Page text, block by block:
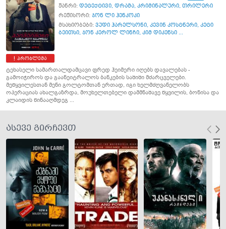
პრობლემა
ჟანრი: დეტექტივი, დრამა, კრიმინალური, თრილერი
რეჟისორი: ჯონ ლი ჰენკოკი
მსახიობები: ვუდი ჰარელსონი, კევინ კოსტნერი, კეტი
ბეითსი, ჯონ კეროლ ლინჩი, კიმ დიკენსი ...
ტეხასელი სამართალდამცავი ფრედ ჰეიმერი იღებს დავალებას -
გამოიჭიროს და გაანეიტრალოს ბანკების საშიში მძარცველები.
მეწყვილესთან მენი გოლტომთან ერთად, იგი ხელმძღვანელობს
ოპერაციას ახალგაზრდა, მოუხელთებელი დამმნაშავე წყვილის, ბონისა და
კლაიდის წინააღმდეგ ...
ასევე გირჩევთ